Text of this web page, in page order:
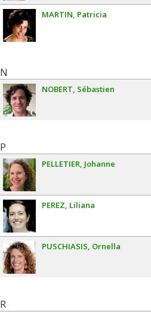
MARTIN Patricia
N
NOBERT Sébastien
P
PELLETIER Johanne
PEREZ Liliana
PUSCHIASIS Ornella
R